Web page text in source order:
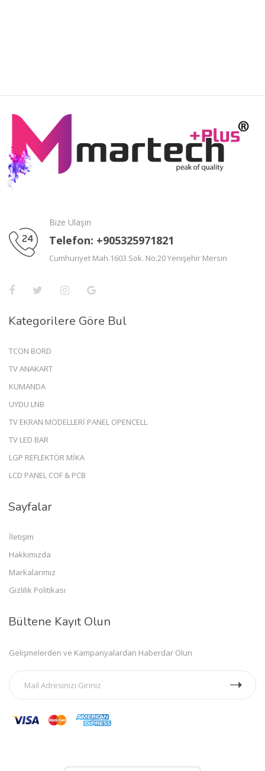
Bize Ulaşın
Telefon: +905325971821
Cumhuriyet Mah.1603 Sok. No:20 Yenişehir Mersin
Kategorilere Göre Bul
TCON BORD
TV ANAKART
KUMANDA
UYDU LNB
TV EKRAN MODELLERİ PANEL OPENCELL
TV LED BAR
LGP REFLEKTÖR MİKA
LCD PANEL COF & PCB
Sayfalar
İletişim
Hakkımızda
Markalarımız
Gizlilik Politikası
Bültene Kayıt Olun
Gelişmelerden ve Kampanyalardan Haberdar Olun